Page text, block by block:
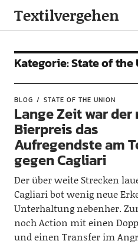
Textilvergehen
Kategorie:State of the
BLOG STATE OF THE UNION
Lange Zeit war der
Bierpreis das
Aufregendste am
gegen Cagliari
Der über weite Strecken
Cagliari bot wenig neue
Unterhaltung nebenher.
noch Action mit einen
und einen Transfer im